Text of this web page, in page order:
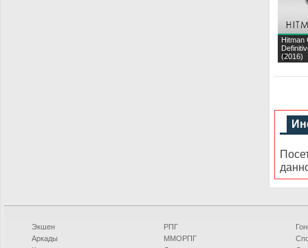
Hitman
(2016)
Экшен
Аркады
РПГ
ММОРПГ